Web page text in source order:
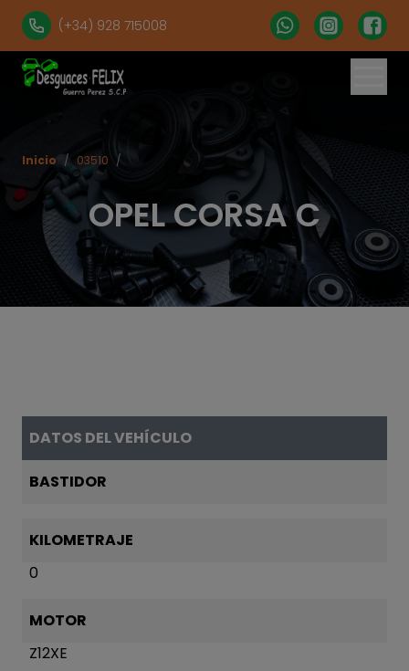
(+34) 928 715008
OPEL CORSA C
Inicio / 03510 /
DATOS DEL VEHÍCULO
BASTIDOR
KILOMETRAJE
0
MOTOR
Z12XE